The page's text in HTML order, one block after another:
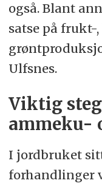
også. Blant
satse på frukt-
Ulfsnes.
Viktig
ammeku-
I jordbruket
forhandlinger